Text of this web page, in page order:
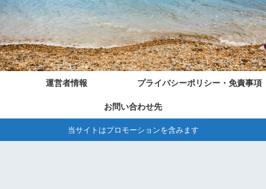
運営者情報 プライバシーポリシー・免責事項
お問い合わせ先
当サイトはプロモーションを含みます